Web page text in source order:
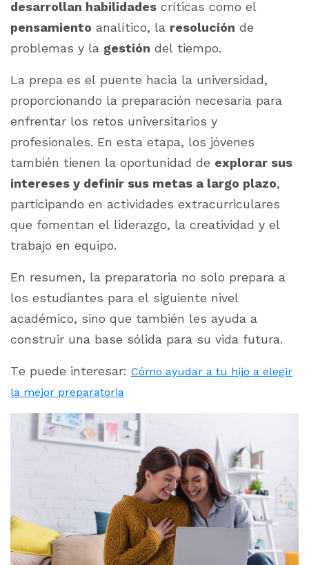
desarrollan habilidades críticas como el
pensamiento analítico, la resolución de
problemas y la gestión del tiempo.
La prepa es el puente hacia la universidad,
proporcionando la preparación necesaria para
enfrentar los retos universitarios y
profesionales. En esta etapa, los jóvenes
también tienen la oportunidad de explorar sus
intereses y definir sus metas a largo plazo,
participando en actividades extracurriculares
que fomentan el liderazgo, la creatividad y el
trabajo en equipo.
En resumen, la preparatoria no solo prepara a
los estudiantes para el siguiente nivel
académico, sino que también les ayuda a
construir una base sólida para su vida futura.
Te puede interesar: Cómo ayudar a tu hijo a elegir
la mejor preparatoria